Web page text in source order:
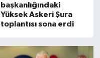
başkanlığındaki
Yüksek Askeri Şura
toplantısı sona erdi